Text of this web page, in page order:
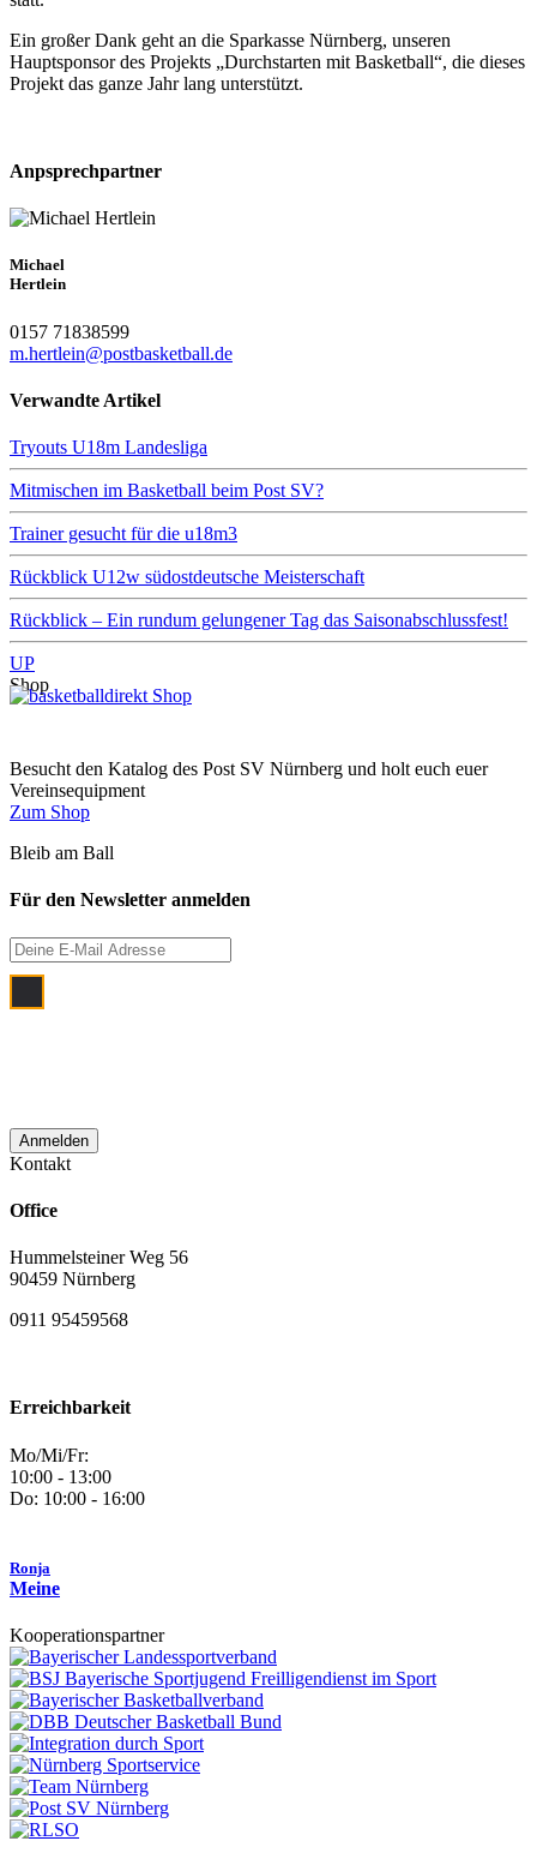
Ein großer Dank geht an die Sparkasse Nürnberg, unseren
Hauptsponsor des Projekts „Durchstarten mit Basketball“, die dieses
Projekt das ganze Jahr lang unterstützt.
Anpsprechpartner
Michael
Hertlein
0157 71838599
m.hertlein@postbasketball.de
Verwandte Artikel
Tryouts U18m Landesliga
Mitmischen im Basketball beim Post SV?
Trainer gesucht für die u18m3
Rückblick U12w südostdeutsche Meisterschaft
Rückblick – Ein rundum gelungener Tag das Saisonabschlussfest!
UP
Shop
Besucht den Katalog des Post SV Nürnberg und holt euch euer
Vereinsequipment
Zum Shop
Bleib am Ball
Für den Newsletter anmelden
Kontakt
Office
Hummelsteiner Weg 56
90459 Nürnberg
0911 95459568
Erreichbarkeit
Mo/Mi/Fr:
10:00 - 13:00
Do: 10:00 - 16:00
Ronja
Meine
Kooperationspartner